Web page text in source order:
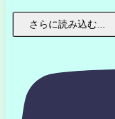
さらに読み込む...